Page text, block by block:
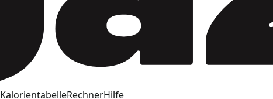
KalorientabelleRechnerHilfe